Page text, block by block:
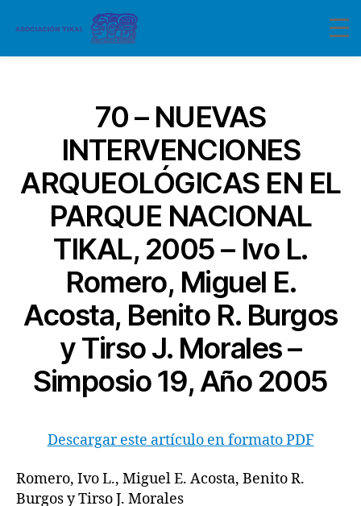
70 – NUEVAS
INTERVENCIONES
ARQUEOLÓGICAS EN EL
PARQUE NACIONAL
TIKAL, 2005 – Ivo L.
Romero, Miguel E.
Acosta, Benito R. Burgos
y Tirso J. Morales –
Simposio 19, Año 2005
Descargar este artículo en formato PDF
Romero, Ivo L., Miguel E. Acosta, Benito R.
Burgos y Tirso J. Morales